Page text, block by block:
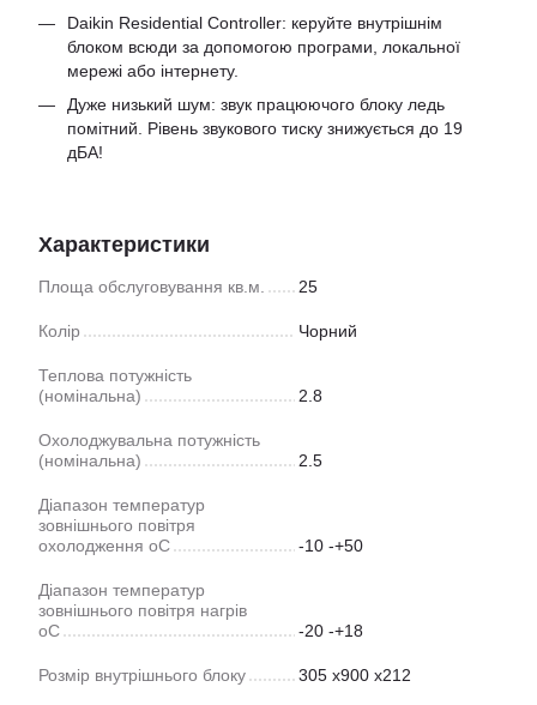
Daikin Residential Controller: керуйте внутрішнім
блоком всюди за допомогою програми, локальної
мережі або інтернету.
Дуже низький шум: звук працюючого блоку ледь
помітний. Рівень звукового тиску знижується до 19
дБА!
Характеристики
Площа обслуговування кв.м. 25
Колір Чорний
Теплова потужність
(номінальна)
2.8
Охолоджувальна потужність
(номінальна)
2.5
Діапазон температур
зовнішнього повітря
охолодження оС
-10 -+50
Діапазон температур
зовнішнього повітря нагрів
оС
-20 -+18
Розмір внутрішнього блоку 305 x900 x212